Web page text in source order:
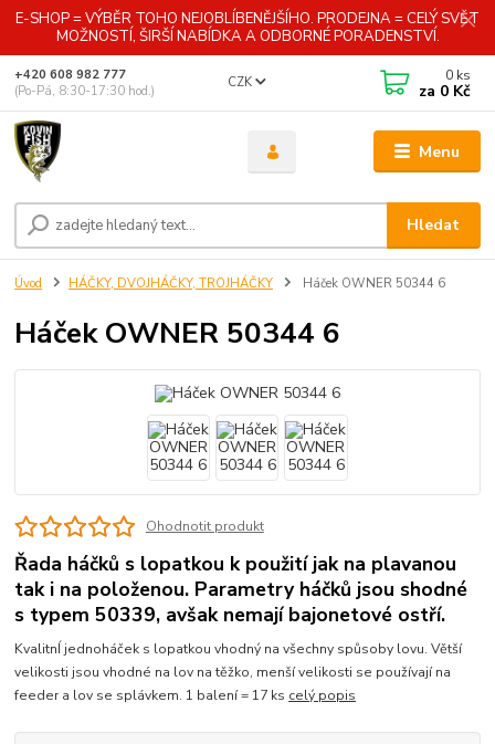
E-SHOP = VÝBĚR TOHO NEJOBLÍBENĚJŠÍHO. PRODEJNA = CELÝ SVĚT
MOŽNOSTÍ, ŠIRŠÍ NABÍDKA A ODBORNÉ PORADENSTVÍ.
Menu
CZK
Hledat
+420 608 982 777
(Po-Pá, 8:30-17:30 hod.)
0 ks
za 0 Kč
Úvod HÁČKY, DVOJHÁČKY, TROJHÁČKY Háček OWNER 50344 6
Háček OWNER 50344 6
Ohodnotit produkt
Řada háčků s lopatkou k použití jak na plavanou
tak i na položenou. Parametry háčků jsou shodné
s typem 50339, avšak nemají bajonetové ostří.
KvalitnÍ jednoháček s lopatkou vhodný na všechny spůsoby lovu. Větší
velikosti jsou vhodné na lov na těžko, menší velikosti se používají na
feeder a lov se splávkem. 1 balení = 17 ks celý popis